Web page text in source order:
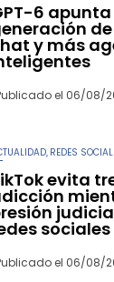
6
y más
el 06/08/
REDES
evita
sociales
el 06/08/